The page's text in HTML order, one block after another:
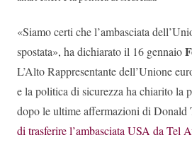
«Siamo certi che l’ambasciata
spostata», ha dichiarato il 16 gennaio
L’Alto Rappresentante dell’Unione
e la politica di sicurezza ha chiarito la
dopo le ultime affermazioni di Donald
di trasferire l’ambasciata USA da Tel